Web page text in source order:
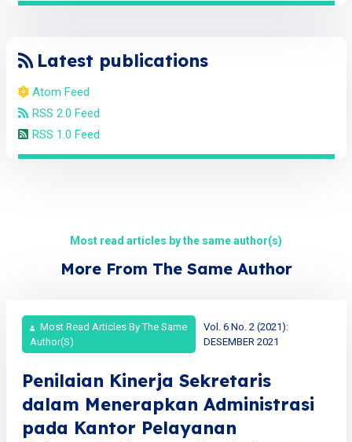
Latest publications
Atom Feed
RSS 2.0 Feed
RSS 1.0 Feed
Most read articles by the same author(s)
More From The Same Author
Most Read Articles By The Same
Author(s)
Vol. 6 No. 2 (2021):
DESEMBER 2021
Penilaian Kinerja Sekretaris
dalam Menerapkan Administrasi
pada Kantor Pelayanan